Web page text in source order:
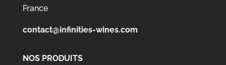
France
contact@infinities-wines.com
NOS PRODUITS